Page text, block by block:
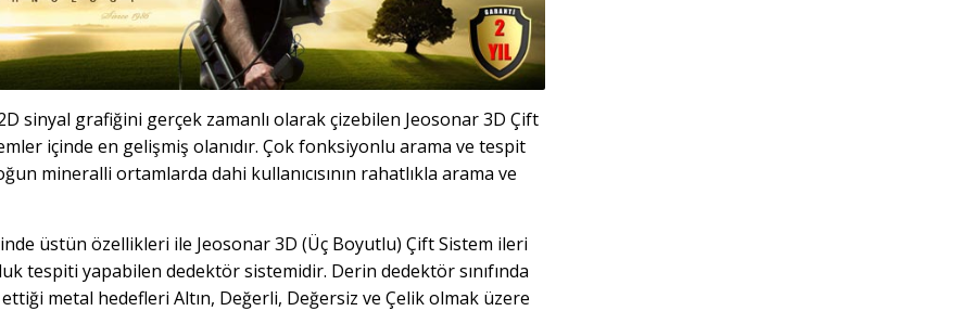
sinyal grafiğini gerçek zamanlı olarak çizebilen Jeosonar 3D Çift
içinde en gelişmiş olanıdır. Çok fonksiyonlu arama ve tespit
mineralli ortamlarda dahi kullanıcısının rahatlıkla arama ve
üstün özellikleri ile Jeosonar 3D (Üç Boyutlu) Çift Sistem ileri
tespiti yapabilen dedektör sistemidir. Derin dedektör sınıfında
metal hedefleri Altın, Değerli, Değersiz ve Çelik olmak üzere